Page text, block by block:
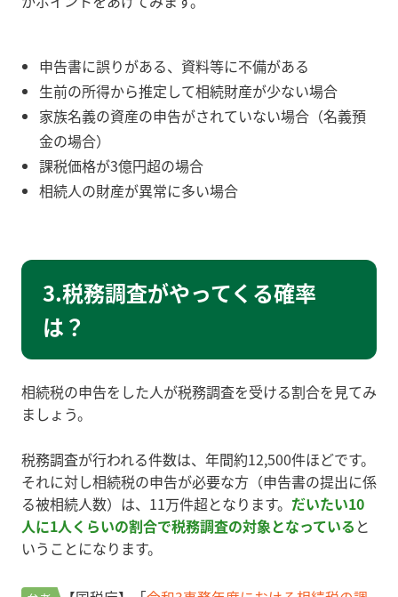
申告書に誤りがある、資料等に不備がある
生前の所得から推定して相続財産が少ない場合
家族名義の資産の申告がされていない場合（名義預
金の場合）
課税価格が3億円超の場合
相続人の財産が異常に多い場合
3.税務調査がやってくる確率
は？
相続税の申告をした人が税務調査を受ける割合を見てみ
ましょう。
税務調査が行われる件数は、年間約12,500件ほどです。
それに対し相続税の申告が必要な方（申告書の提出に係
る被相続人数）は、11万件超となります。 だいたい10
人に1人くらいの割合で税務調査の対象となっている と
いうことになります。